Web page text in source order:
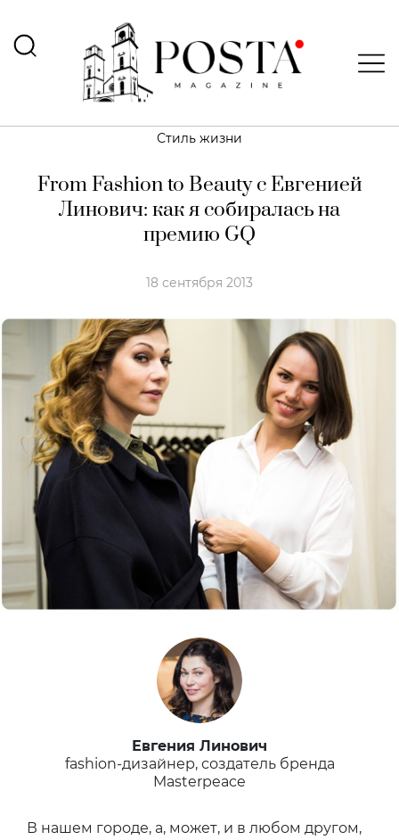
Стиль жизни
From Fashion to Beauty с Евгенией
Линович: как я собиралась на
премию GQ
18 сентября 2013
Евгения Линович
fashion-дизайнер, создатель бренда
Masterpeace
В нашем городе, а, может, и в любом другом,